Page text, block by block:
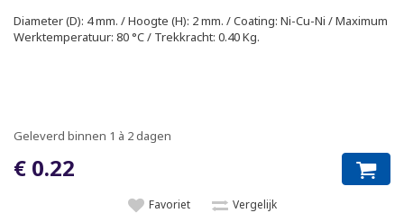
Diameter (D): 4 mm. / Hoogte (H): 2 mm. / Coating: Ni-Cu-Ni / Maximum
Werktemperatuur: 80 °C / Trekkracht: 0.40 Kg.
Geleverd binnen 1 à 2 dagen
€ 0.22
Favoriet Vergelijk